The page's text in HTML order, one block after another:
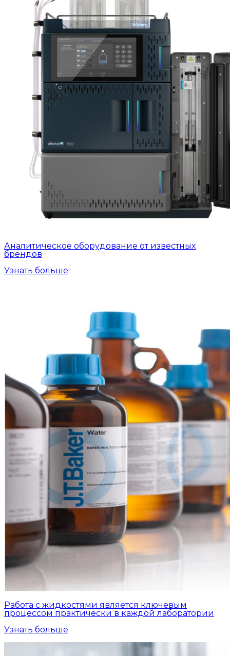
Аналитическое оборудование от известных
брендов
Узнать больше
Работа с жидкостями является ключевым
процессом практически в каждой лаборатории
Узнать больше